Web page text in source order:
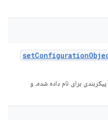
setConfiguration
برای نام داده شده، و